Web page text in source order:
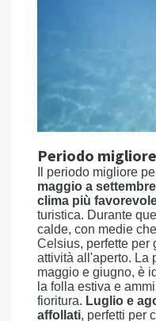
Periodo
Il periodo migliore
maggio a settembre
clima più
turistica. Durante
calde, con medie
Celsius, perfette per
attività all'aperto. La
maggio e giugno, è
la folla estiva e
fioritura. Luglio e
affollati, perfetti per